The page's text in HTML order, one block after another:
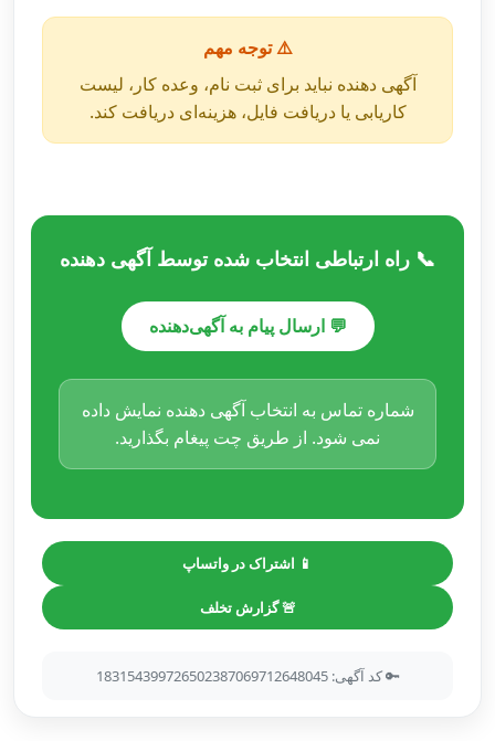
⚠️ توجه مهم
آگهی دهنده نباید برای ثبت نام، وعده کار، لیست
کاریابی یا دریافت فایل، هزینه‌ای دریافت کند.
📞 راه ارتباطی انتخاب شده توسط آگهی دهنده
💬 ارسال پیام به آگهی‌دهنده
شماره تماس به انتخاب آگهی دهنده نمایش داده
نمی شود. از طریق چت پیغام بگذارید.
📱 اشتراک در واتساپ
🚨 گزارش تخلف
🔑 کد آگهی: 183154399726502387069712648045